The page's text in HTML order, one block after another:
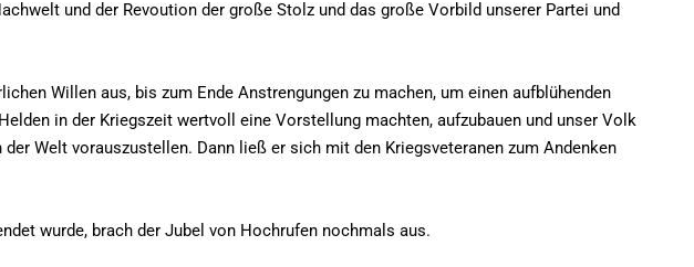
und der Revoution der große Stolz und das große Vorbild unserer Partei und
Willen aus, bis zum Ende Anstrengungen zu machen, um einen aufblühenden
in der Kriegszeit wertvoll eine Vorstellung machten, aufzubauen und unser Volk
Welt vorauszustellen. Dann ließ er sich mit den Kriegsveteranen zum Andenken
wurde, brach der Jubel von Hochrufen nochmals aus.